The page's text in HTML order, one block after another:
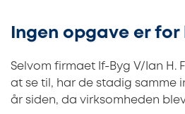
Ingen opgave er for
Selvom firmaet If-Byg V/Ian H.
at se til, har de stadig samme
år siden, da virksomheden